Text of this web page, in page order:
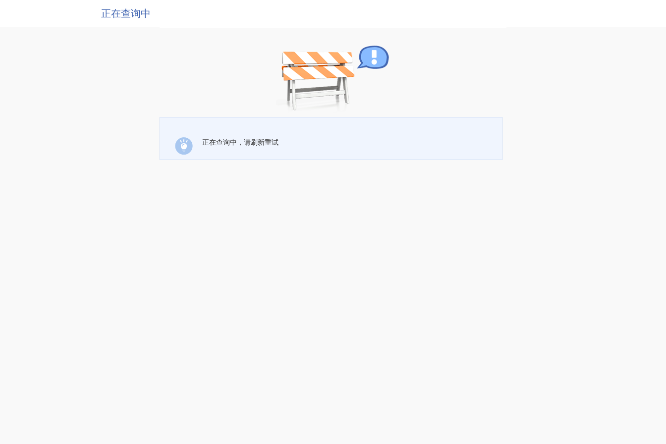
正在查询中
正在查询中，请刷新重试